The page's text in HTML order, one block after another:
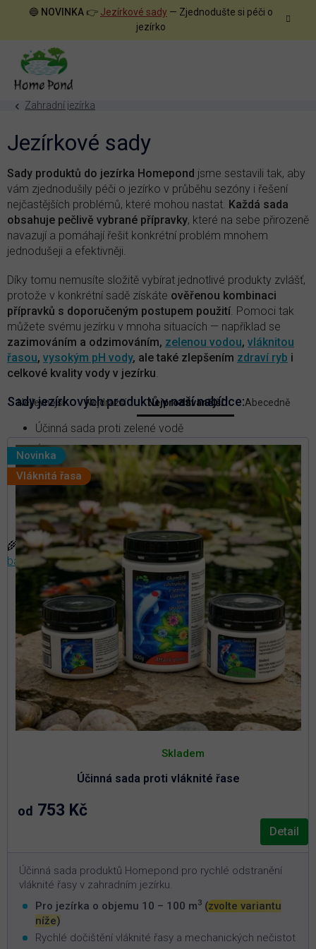
🔵 NOVINKA 👉 Jezírkové sady — Zjednodušte si péči o
jezírko
Zahradní jezírka
Jezírkové sady
Sady produktů do jezírka Homepond jsme sestavili tak, aby
vám zjednodušily péči o jezírko v průběhu sezóny i řešení
nejčastějších problémů, které mohou nastat. Každá sada
obsahuje pečlivě vybrané přípravky, které na sebe přirozeně
navazují a pomáhají řešit konkrétní problém mnohem
jednodušeji a efektivněji.
Díky tomu nemusíte složitě vybírat jednotlivé produkty zvlášť,
protože v konkrétní sadě získáte ověřenou kombinaci
přípravků s doporučeným postupem použití . Pomoci tak
můžete svému jezírku v mnoha situacích — například se
zazimováním a odzimováním, zelenou vodou, vláknitou
řasou, vysokým pH vody, ale také zlepšením zdraví ryb i
celkové kvality vody v jezírku
Sady jezírkových produktů v naší nabídce:
Účinná sada proti zelené vodě
Účinná sada proti vláknité řase
Účinná sada pro léčbu ryb
Účinná sada na zazimování jezírka
Účinná sada pro odzimování jezírka
🌾TIP: Přečtěte si článek v našem magazínu—Proč
bakterie do jezírek a jaké druhy jsou nejvhodnější?
Ř
e
n
u
k
Nejlevnější Nejdražší Nejprodávanější Abecedně
V
i
u
k
t
Novinka
Vláknitá řasa
Účinná sada proti vláknité řase
hodnocení
je
5,0
Skladem
od 753 Kč
Detail
Účinná sada produktů Homepond pro rychlé odstranění
vláknité řasy v zahradním jezírku.
Pro jezírka o objemu 10 – 100 m3 (zvolte variantu
níže)
Rychlé dočištění vláknité řasy a mechanických nečistot